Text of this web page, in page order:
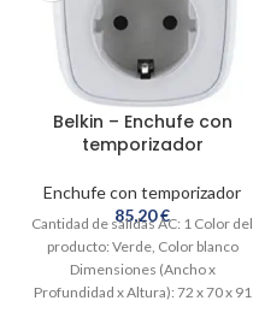
Belkin – Enchufe con
temporizador
Enchufe con temporizador
85,20€
Cantidad de salidas AC: 1 Color del
producto: Verde, Color blanco
Dimensiones (Ancho x
Profundidad x Altura): 72 x 70 x 91